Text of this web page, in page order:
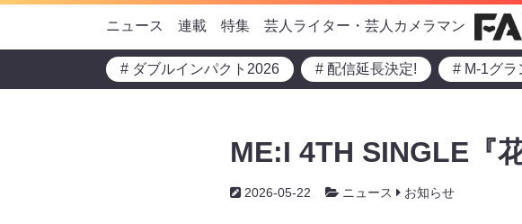
ニュース 連載 特集 芸人ライター・芸人カメラマン
# ダブルインパクト2026 # 配信延長決定! # M-1グラ
ME:I 4TH SINGLE『
2026-05-22 ニュース お知らせ